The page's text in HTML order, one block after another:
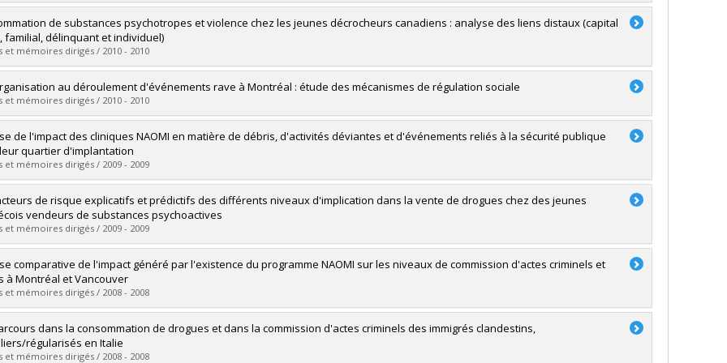
le document dans Papyrus
:Magrinelli Orsi, Mylène
Doctoral
:Ph. D.
le document dans Papyrus
de substances psychotropes et violence chez les jeunes décrocheurs canadiens : analyse des liens distaux (capital
familial, délinquant et individuel)
et mémoires dirigés / 2010 - 2010
:Nadeau, Marie-France
Master's
:M. Sc.
le document dans Papyrus
au déroulement d'événements rave à Montréal : étude des mécanismes de régulation sociale
et mémoires dirigés / 2010 - 2010
:Maari, Frédéric
Master's
:M. Sc.
le document dans Papyrus
de l'impact des cliniques NAOMI en matière de débris, d'activités déviantes et d'événements reliés à la sécurité publique
quartier d'implantation
et mémoires dirigés / 2009 - 2009
:Ally, Marc-André
Master's
:M. Sc.
le document dans Papyrus
de risque explicatifs et prédictifs des différents niveaux d'implication dans la vente de drogues chez des jeunes
vendeurs de substances psychoactives
et mémoires dirigés / 2009 - 2009
:Paquin, Mathieu
Master's
:M. Sc.
le document dans Papyrus
comparative de l'impact généré par l'existence du programme NAOMI sur les niveaux de commission d'actes criminels et
à Montréal et Vancouver
et mémoires dirigés / 2008 - 2008
:Lasnier, Benoit
Master's
:M. Sc.
dans la consommation de drogues et dans la commission d'actes criminels des immigrés clandestins,
régularisés en Italie
et mémoires dirigés / 2008 - 2008